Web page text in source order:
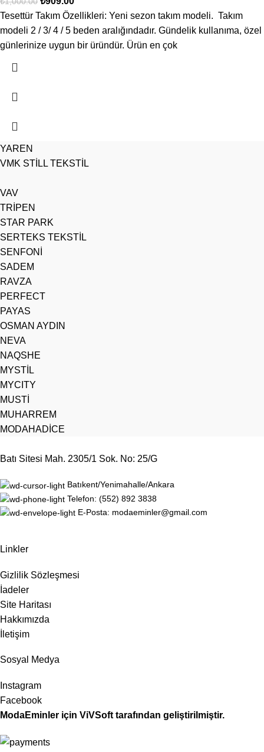
Tesettür Takım Özellikleri: Yeni sezon takım modeli. Takım
modeli 2 / 3/ 4 / 5 beden aralığındadır. Gündelik kullanıma, özel
günlerinize uygun bir üründür. Ürün en çok
YAREN
VMK STİLL TEKSTİL
VAV
TRİPEN
STAR PARK
SERTEKS TEKSTİL
SENFONİ
SADEM
RAVZA
PERFECT
PAYAS
OSMAN AYDIN
NEVA
NAQSHE
MYSTİL
MYCITY
MUSTİ
MUHARREM
MODAHADİCE
Batı Sitesi Mah. 2305/1 Sok. No: 25/G
Batıkent/Yenimahalle/Ankara
Telefon: (552) 892 3838
E-Posta: modaeminler@gmail.com
Linkler
Gizlilik Sözleşmesi
İadeler
Site Haritası
Hakkımızda
İletişim
Sosyal Medya
Instagram
Facebook
ModaEminler için ViVSoft tarafından geliştirilmiştir.